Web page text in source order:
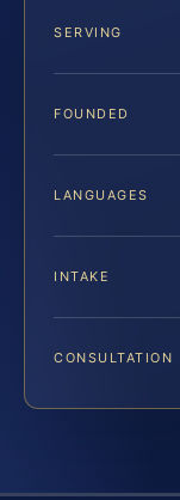
SERVING
FOUNDED
LANGUAGES
INTAKE
CONSULTATION